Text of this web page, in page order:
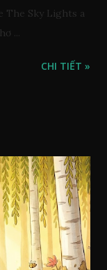
The Sky Lights a
...
CHI TIẾT »